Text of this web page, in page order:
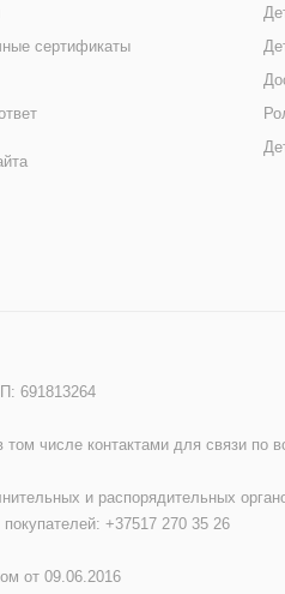
сертификаты
691813264
числе контактами для связи по
и распорядительных
+37517 270 35 26
от 09.06.2016